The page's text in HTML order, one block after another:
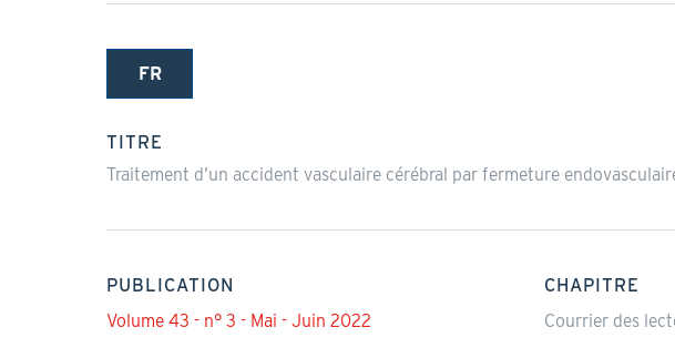
FR
(onglet
TITRE
Traitement d’un accident vasculaire cérébral par fermeture
PUBLICATION
Volume 43 - n° 3 - Mai - Juin 2022
CHAPITRE
Courrier des